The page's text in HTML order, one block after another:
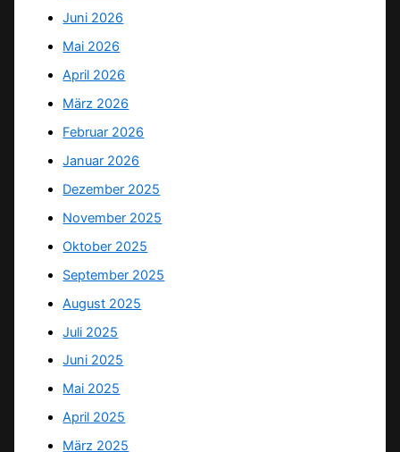
Juni 2026
Mai 2026
April 2026
März 2026
Februar 2026
Januar 2026
Dezember 2025
November 2025
Oktober 2025
September 2025
August 2025
Juli 2025
Juni 2025
Mai 2025
April 2025
März 2025